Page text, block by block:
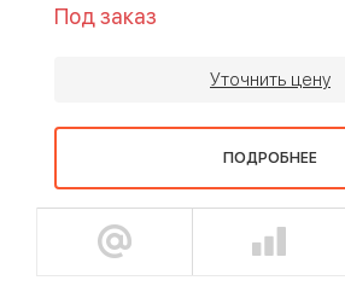
Под заказ
Уточнить цену
ПОДРОБНЕЕ